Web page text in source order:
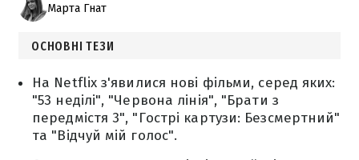
Марта Гнат
ОСНОВНІ ТЕЗИ
На Netflix з'явилися нові фільми, серед яких:
"53 неділі", "Червона лінія", "Брати з
передмістя 3", "Гострі картузи: Безсмертний"
та "Відчуй мій голос".